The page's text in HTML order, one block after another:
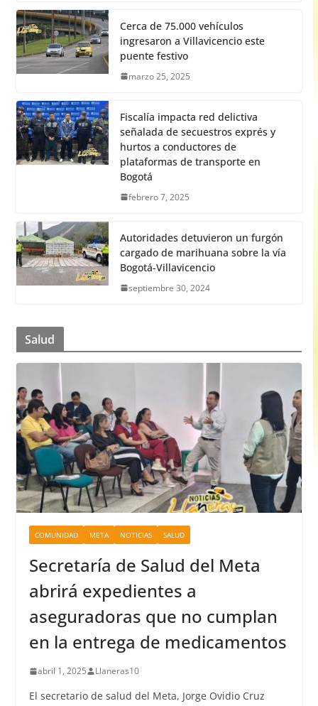
Cerca de 75.000 vehículos
ingresaron a Villavicencio este
puente festivo
marzo 25, 2025
Fiscalía impacta red delictiva
señalada de secuestros exprés y
hurtos a conductores de
plataformas de transporte en
Bogotá
febrero 7, 2025
Autoridades detuvieron un furgón
cargado de marihuana sobre la vía
Bogotá-Villavicencio
septiembre 30, 2024
Salud
COMUNIDAD META NOTICIAS SALUD
Secretaría de Salud del Meta
abrirá expedientes a
aseguradoras que no cumplan
en la entrega de medicamentos
abril 1, 2025 Llaneras10
El secretario de salud del Meta, Jorge Ovidio Cruz